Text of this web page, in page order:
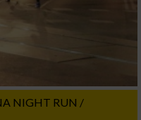
NIGHT RUN /